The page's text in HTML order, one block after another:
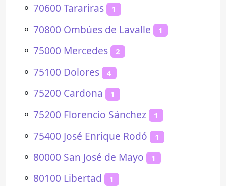
⚬ 70600 Tarariras 1
⚬ 70800 Ombúes de Lavalle 1
⚬ 75000 Mercedes 2
⚬ 75100 Dolores 4
⚬ 75200 Cardona 1
⚬ 75200 Florencio Sánchez 1
⚬ 75400 José Enrique Rodó 1
⚬ 80000 San José de Mayo 1
⚬ 80100 Libertad 1